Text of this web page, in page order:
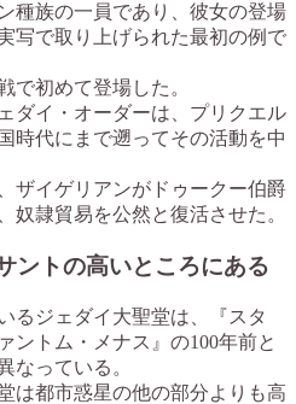
種族の一員であり、彼女の登場
写で取り上げられた最初の例で
で初めて登場した。
ダイ・オーダーは、プリクエル
時代にまで遡ってその活動を中
ザイゲリアンがドゥークー伯爵
奴隷貿易を公然と復活させた。
ントの高いところにある
るジェダイ大聖堂は、『スタ
ントム・メナス』の100年前と
なっている。
は都市惑星の他の部分よりも高